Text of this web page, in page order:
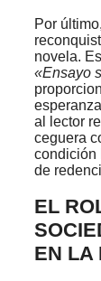
Por
novela.
«Ensayo
al lector
ceguera
condición
de
EL
EN LA